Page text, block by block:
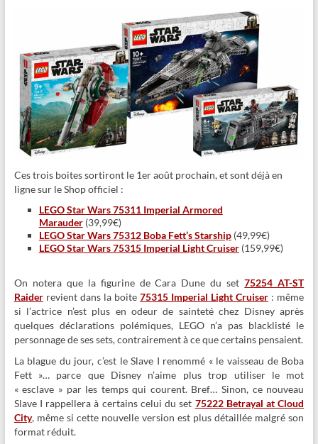
Ces trois boites sortiront le 1er août prochain, et sont déjà en
ligne sur le Shop officiel :
LEGO Star Wars 75311 Imperial Armored
Marauder(39,99€)
LEGO Star Wars 75312 Boba Fett’s Starship(49,99€)
LEGO Star Wars 75315 Imperial Light Cruiser(159,99€)
On notera que la figurine de Cara Dune du set75254 AT-ST
Raiderrevient dans la boite 75315 Imperial Light Cruiser : même
si l’actrice n’est plus en odeur de sainteté chez Disney après
quelques déclarations polémiques, LEGO n’a pas blacklisté le
personnage de ses sets, contrairement à ce que certains pensaient.
La blague du jour, c’est le Slave I renommé « le vaisseau de Boba
Fett »… parce que Disney n’aime plus trop utiliser le mot
« esclave » par les temps qui courent. Bref… Sinon, ce nouveau
Slave I rappellera à certains celui du set 75222 Betrayal at Cloud
City, même si cette nouvelle version est plus détaillée malgré son
format réduit.